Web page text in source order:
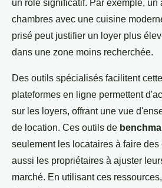
un rôle significatif. Par exemple, un
chambres avec une cuisine
prisé peut justifier un loyer plus
dans une zone moins recherchée.
Des outils spécialisés facilitent
plateformes en ligne permettent
sur les loyers, offrant une vue
de location. Ces outils de
seulement les locataires à faire
aussi les propriétaires à ajuster
marché. En utilisant ces